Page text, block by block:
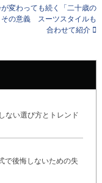
変わっても続く「二十歳の
その意義 スーツスタイルも
合わせて紹介
ない選び方とトレンド
で後悔しないための失